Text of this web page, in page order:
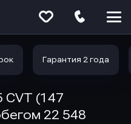
Гарантия 2 года
CVT (147
22 548